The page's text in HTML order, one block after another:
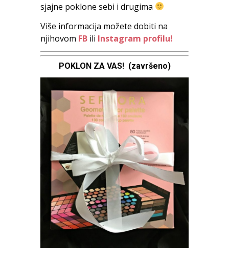
sjajne poklone sebi i drugima
Više informacija možete dobiti na
njihovom FB ili Instagram profilu!
POKLON ZA VAS! (završeno)